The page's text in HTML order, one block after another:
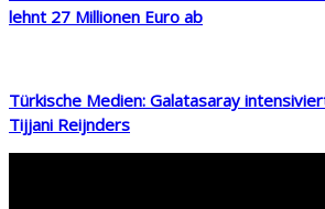
lehnt 27 Millionen Euro ab
Türkische Medien: Galatasaray
Tijjani Reijnders